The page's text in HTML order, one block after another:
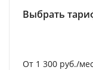
Выбрать
От 1 300 руб./